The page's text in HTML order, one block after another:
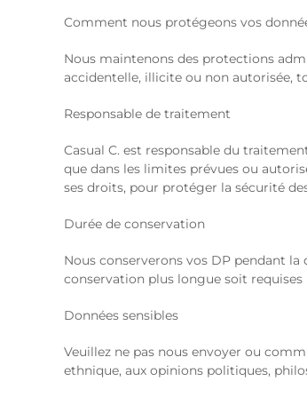
Comment nous protégeons vos
Nous maintenons des protections
accidentelle, illicite ou non autorisée,
Responsable de traitement
Casual C. est responsable du
que dans les limites prévues ou
ses droits, pour protéger la sécurité
Durée de conservation
Nous conserverons vos DP pendant la
conservation plus longue soit requises
Données sensibles
Veuillez ne pas nous envoyer ou
ethnique, aux opinions politiques,